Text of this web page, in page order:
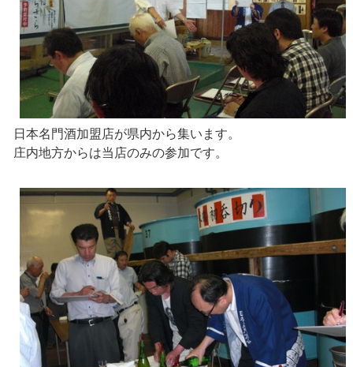
日本名門酒加盟店が県内から集います。
庄内地方からは当店のみの参加です。